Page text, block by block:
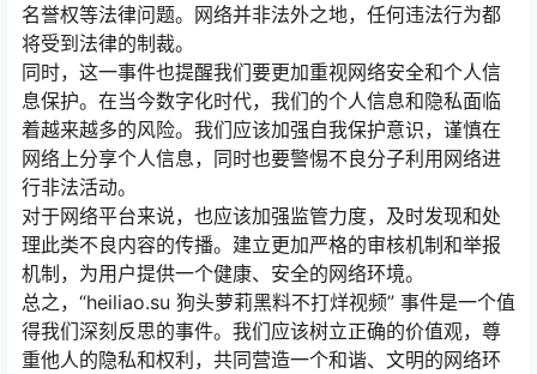
名誉权等法律问题。网络并非法外之地，任何违法行为都
将受到法律的制裁。
同时，这一事件也提醒我们要更加重视网络安全和个人信
息保护。在当今数字化时代，我们的个人信息和隐私面临
着越来越多的风险。我们应该加强自我保护意识，谨慎在
网络上分享个人信息，同时也要警惕不良分子利用网络进
行非法活动。
对于网络平台来说，也应该加强监管力度，及时发现和处
理此类不良内容的传播。建立更加严格的审核机制和举报
机制，为用户提供一个健康、安全的网络环境。
总之，“heiliao.su 狗头萝莉黑料不打烊视频” 事件是一个值
得我们深刻反思的事件。我们应该树立正确的价值观，尊
重他人的隐私和权利，共同营造一个和谐、文明的网络环